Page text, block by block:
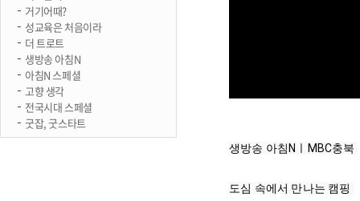
거기어때?
성교육은 처음이라
더 트로트
생방송 아침N
아침N 스페셜
고향 생각
전국시대 스페셜
굿잡, 굿스타트
생방송 아침NㅣMBC충북
도심 속에서 만나는 캠핑